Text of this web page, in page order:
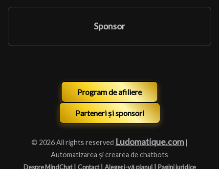
Sponsor
Program de afiliere
Parteneri și sponsori
© 2026 All rights reserved Ludomatique.com |
Automatizarea și crearea de chatbots
Despre MindChat | Contact | Alegeți-vă planul | Pagini juridice